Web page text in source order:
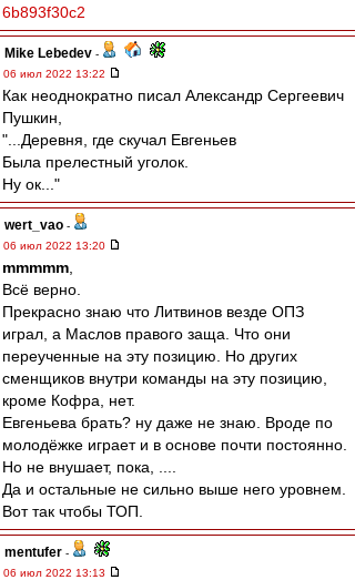
6b893f30c2
Mike Lebedev -
06 июл 2022 13:22
Как неоднократно писал Александр Сергеевич
Пушкин,
"...Деревня, где скучал Евгеньев
Была прелестный уголок.
Ну ок..."
wert_vao -
06 июл 2022 13:20
mmmmm
Всё верно.
Прекрасно знаю что Литвинов везде ОПЗ
играл, а Маслов правого заща. Что они
переученные на эту позицию. Но других
сменщиков внутри команды на эту позицию,
кроме Кофра, нет.
Евгеньева брать? ну даже не знаю. Вроде по
молодёжке играет и в основе почти постоянно.
Но не внушает, пока, ....
Да и остальные не сильно выше него уровнем.
Вот так чтобы ТОП.
mentufer -
06 июл 2022 13:13